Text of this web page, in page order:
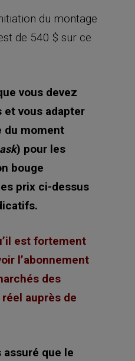
du montage
de 540 $ sur ce
vous devez
et vous adapter
du moment
ask) pour les
bouge
prix ci-dessus
est fortement
l’abonnement
des
auprès de
assuré que le